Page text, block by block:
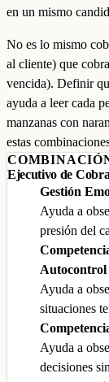
en un mismo
No es lo mismo
al cliente) que
vencida). Definir
ayuda a leer cada
manzanas con
estas
Ejecutivo de
Gestión
Ayuda a
presión del
Autocontrol
Ayuda a
situaciones
Ayuda a
decisiones